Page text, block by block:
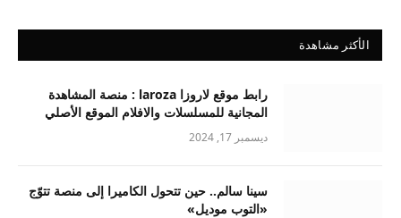
الأكثر مشاهدة
رابط موقع لاروزا laroza : منصة المشاهدة
المجانية للمسلسلات والافلام الموقع الأصلي
ديسمبر 17, 2024
سينا سالم.. حين تتحول الكاميرا إلى منصة تتوّج
«التوب موديل»